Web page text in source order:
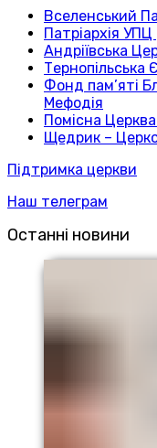
Вселенський
Патріархія
Андріївська
Тернопільська
Фонд пам’яті
Мефодія
Помісна Церква
Щедрик –
Підтримка церкви
Наш телеграм
Останні новини